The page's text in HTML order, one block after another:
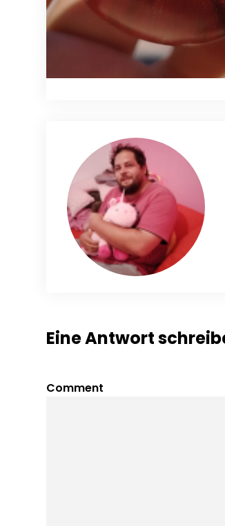
Eine Antwort
Comment